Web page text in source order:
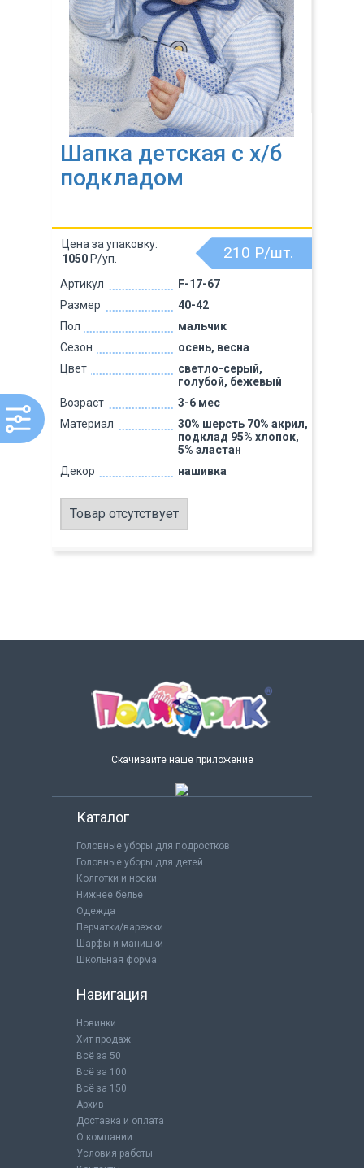
Шапка детская с х/б
подкладом
Артикул
F-17-67
Размер
40-42
Пол
мальчик
Сезон
осень, весна
Цвет
светло-серый,
голубой, бежевый
Возраст
3-6 мес
Материал
30% шерсть 70% акрил,
подклад 95% хлопок,
5% эластан
Декор
нашивка
210 Р/шт.
Цена за упаковку:
1050 Р/уп.
Товар отсутствует
Скачивайте наше приложение
Каталог
Головные уборы для подростков
Головные уборы для детей
Колготки и носки
Нижнее бельё
Одежда
Перчатки/варежки
Шарфы и манишки
Школьная форма
Навигация
Новинки
Хит продаж
Всё за 50
Всё за 100
Всё за 150
Архив
Доставка и оплата
О компании
Условия работы